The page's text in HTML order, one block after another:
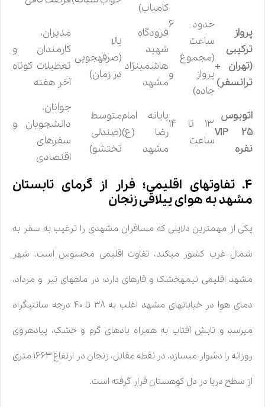
کامیاب)
پرواز
ترکیبی
(تهران +
ترانسفر)
حدود ۶
ساعت
(مجموع
پرواز و
جاده)
فرودگاه
شهید
هاشمینژاد
مشهد
بالا
(صرفهجویی
در زمان)
مدیران،
کارمندان و
تعطیلات کوتاه
آخر هفته
اتوبوس
VIP ۲۵
نفره
۱۳ تا ۱۴
ساعت
پایانه امام
رضا (ع)
مشهد
متوسط
(صندلی
تختشو)
جوانان،
دانشجویان و
سفرهای
اقتصادی
۴. تفاوتهای اقلیمی؛ فرار از گرمای تابستان
مشهد به هوای ییلاقی زنجان
یکی از مهمترین دلایلی که مسافران مشهدی را ترغیب به سفر به
شمال غرب کشور میکند، تفاوت اقلیمی محسوس است. شهر
مشهد اقلیمی نیمهخشک و قارهای دارد؛ در ماههای تیر و مرداد،
دمای هوا در خیابانهای مشهد اغلب به ۳۸ تا ۴۰ درجه سانتیگراد
میرسد و تابش آفتاب به همراه بادهای گرم و خشک، پیادهروی
روزانه را دشوار میسازد. در نقطه مقابل، زنجان در ارتفاع ۱۶۶۳ متری
از سطح دریا در دل کوهستان قرار گرفته است.